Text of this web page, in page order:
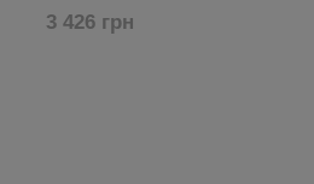
3 426 грн